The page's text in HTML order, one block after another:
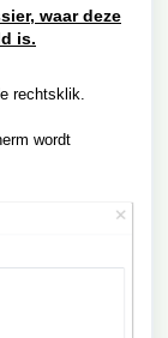
waar deze
is.
rechtsklik.
wordt